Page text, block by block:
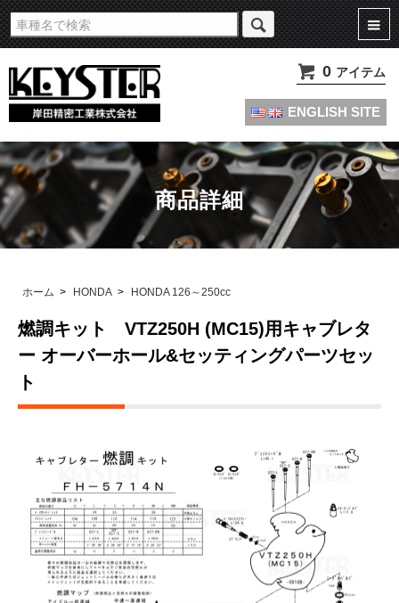
旧車・名車・絶版車キャブレターのオーバーホールやセッティングパーツは
KEYSTERの燃調キット
0 アイテム
ENGLISH SITE
商品詳細
ホーム > HONDA > HONDA 126～250cc
燃調キット VTZ250H (MC15)用キャブレタ
ー オーバーホール&セッティングパーツセッ
ト